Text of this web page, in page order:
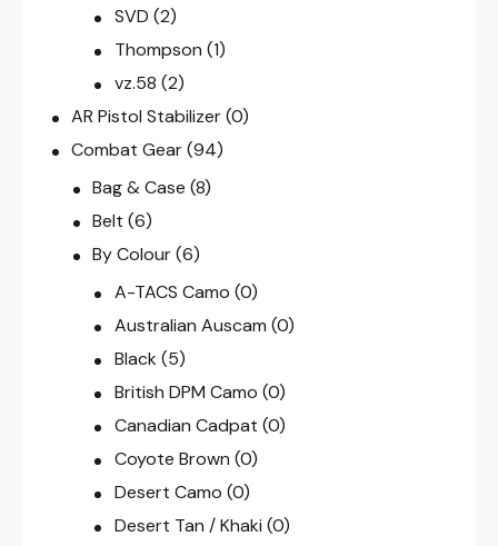
SVD (2)
Thompson (1)
vz.58 (2)
AR Pistol Stabilizer(0)
Combat Gear(94)
Bag & Case (8)
Belt (6)
By Colour (6)
A-TACS Camo (0)
Australian Auscam (0)
Black (5)
British DPM Camo (0)
Canadian Cadpat (0)
Coyote Brown (0)
Desert Camo (0)
Desert Tan / Khaki (0)